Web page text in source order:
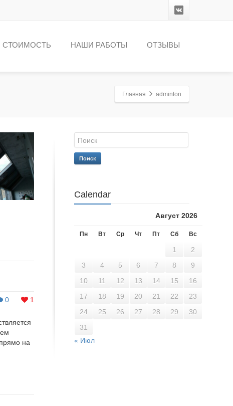
СТОИМОСТЬ НАШИ РАБОТЫ ОТЗЫВЫ
Главная adminton
0 1
на
Поиск
Calendar
Август 2026
Пн Вт Ср Чт Пт Сб Вс
1
2
3
4 5 6 7 8
9
10
11 12 13 14 15
16
17
18 19 20 21 22
23
24
25 26 27 28 29
30
31
« Июл